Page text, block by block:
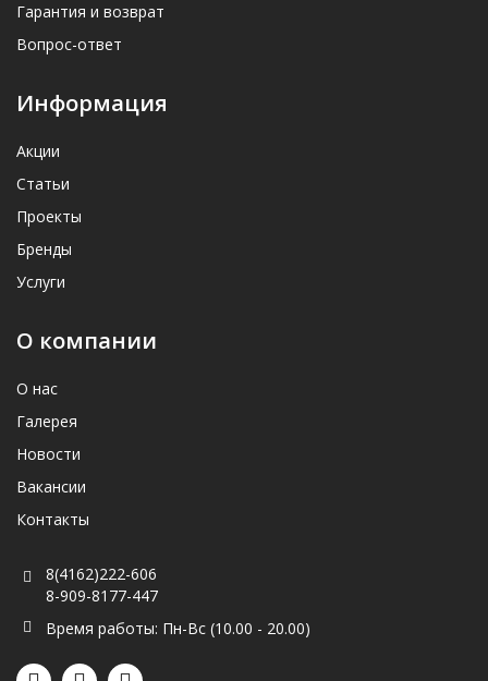
Гарантия и возврат
Вопрос-ответ
Информация
Акции
Статьи
Проекты
Бренды
Услуги
О компании
О нас
Галерея
Новости
Вакансии
Контакты
8(4162)222-606
8-909-8177-447
Время работы: Пн-Вс (10.00 - 20.00)